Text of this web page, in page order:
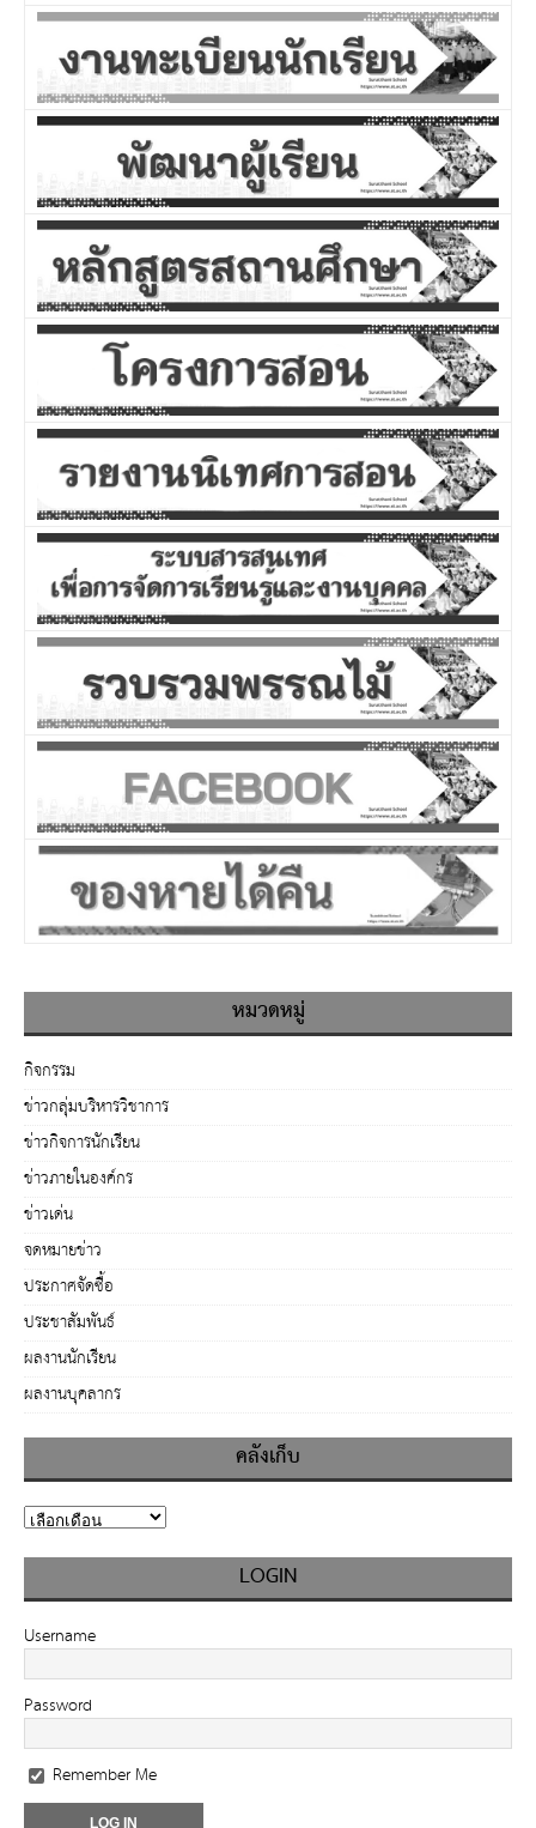
หมวดหมู่
กิจกรรม
ข่าวกลุ่มบริหารวิชาการ
ข่าวกิจการนักเรียน
ข่าวภายในองค์กร
ข่าวเด่น
จดหมายข่าว
ประกาศจัดซื้อ
ประชาสัมพันธ์
ผลงานนักเรียน
ผลงานบุคลากร
คลังเก็บ
LOGIN
Username
Password
Remember Me